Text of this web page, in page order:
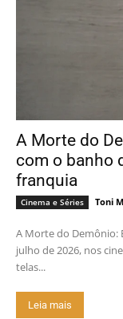
A Morte do
com o banho
franquia
Cinema e Séries Toni
A Morte do Demônio:
julho de 2026, nos
telas...
Leia mais